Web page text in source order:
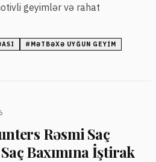
geyimlər və rahat
# MƏTBƏXƏ UYĞUN GEYIM
Rəsmi Saç
Baxımına İştirak